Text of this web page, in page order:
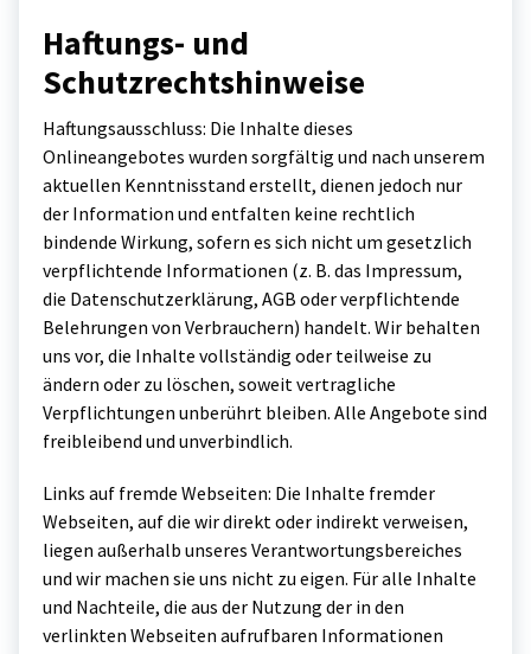
Haftungs- und
Schutzrechtshinweise
Haftungsausschluss: Die Inhalte dieses
Onlineangebotes wurden sorgfältig und nach unserem
aktuellen Kenntnisstand erstellt, dienen jedoch nur
der Information und entfalten keine rechtlich
bindende Wirkung, sofern es sich nicht um gesetzlich
verpflichtende Informationen (z. B. das Impressum,
die Datenschutzerklärung, AGB oder verpflichtende
Belehrungen von Verbrauchern) handelt. Wir behalten
uns vor, die Inhalte vollständig oder teilweise zu
ändern oder zu löschen, soweit vertragliche
Verpflichtungen unberührt bleiben. Alle Angebote sind
freibleibend und unverbindlich.
Links auf fremde Webseiten: Die Inhalte fremder
Webseiten, auf die wir direkt oder indirekt verweisen,
liegen außerhalb unseres Verantwortungsbereiches
und wir machen sie uns nicht zu eigen. Für alle Inhalte
und Nachteile, die aus der Nutzung der in den
verlinkten Webseiten aufrufbaren Informationen